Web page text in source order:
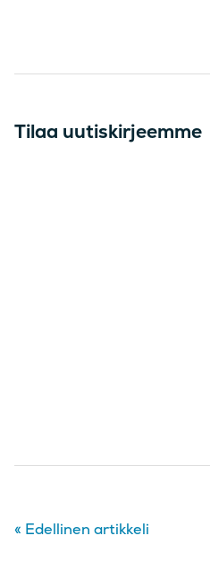
Tilaa uutiskirjeemme
« Edellinen artikkeli